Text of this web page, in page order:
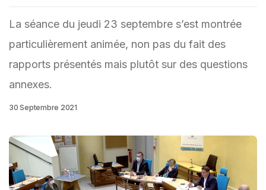
La séance du jeudi 23 septembre s’est montrée
particulièrement animée, non pas du fait des
rapports présentés mais plutôt sur des questions
annexes.
30 Septembre 2021